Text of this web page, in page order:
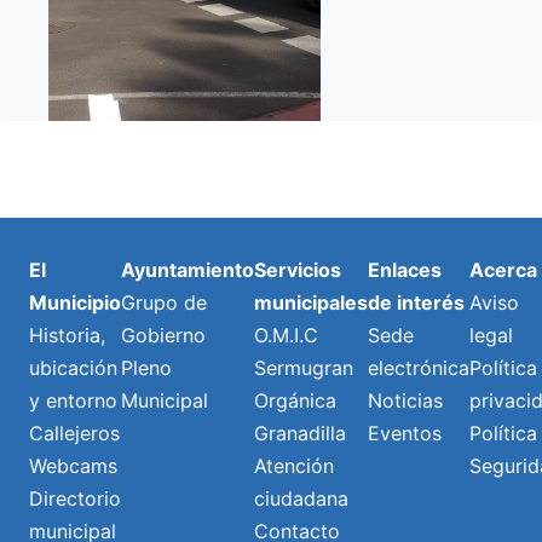
El
Municipio
Historia,
ubicación
y entorno
Callejeros
Webcams
Directorio
municipal
Ayuntamiento
Grupo de
Gobierno
Pleno
Municipal
Servicios
municipales
O.M.I.C
Sermugran
Orgánica
Granadilla
Atención
ciudadana
Contacto
Enlaces
de interés
Sede
electrónica
Noticias
Eventos
Acerca
Aviso
legal
Política
Política